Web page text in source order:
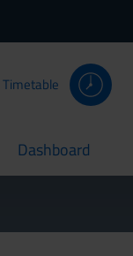
Timetable
Dashboard
current